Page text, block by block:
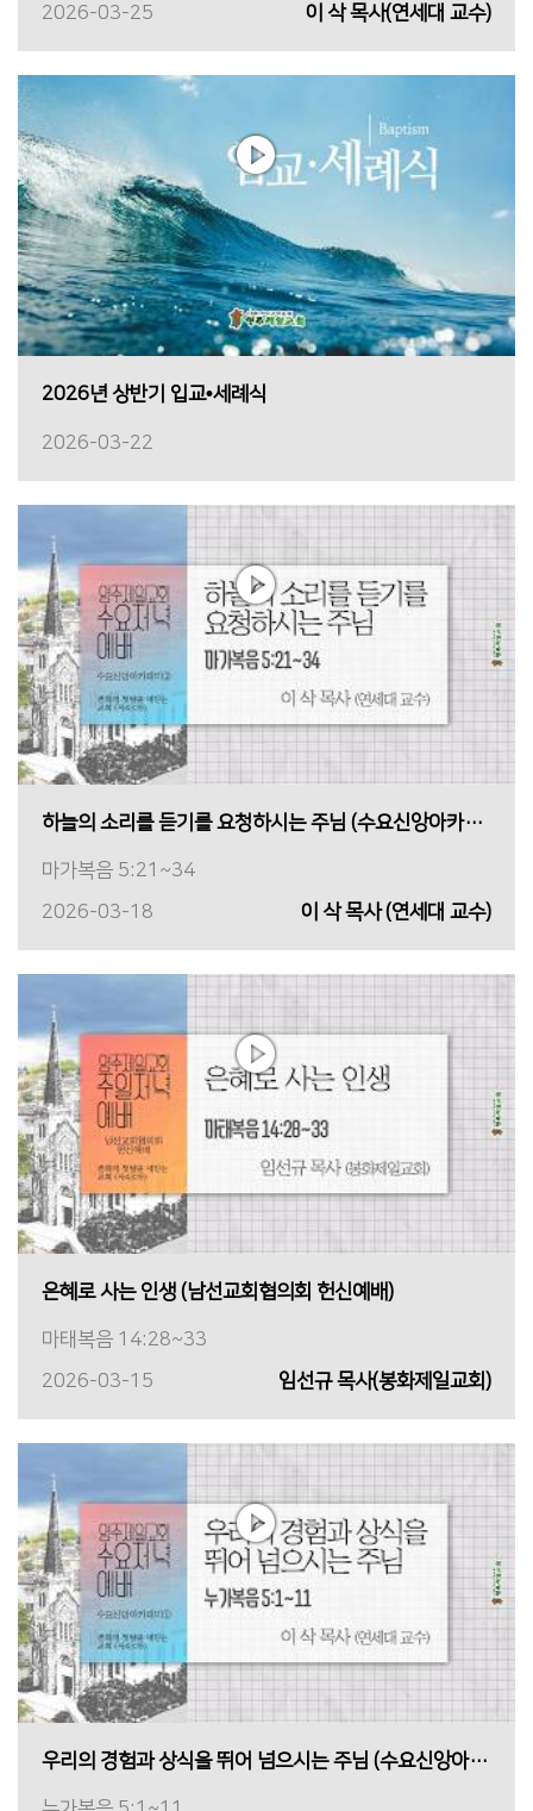
2026-03-25 이 삭 목사(연세대 교수)
2026년 상반기 입교•세례식
2026-03-22
하늘의 소리를 듣기를 요청하시는 주님 (수요신앙아카데미②)
마가복음 5:21~34
2026-03-18
이 삭 목사 (연세대 교수)
은혜로 사는 인생 (남선교회협의회 헌신예배)
마태복음 14:28~33
2026-03-15
임선규 목사(봉화제일교회)
우리의 경험과 상식을 뛰어 넘으시는 주님 (수요신앙아카데미①)